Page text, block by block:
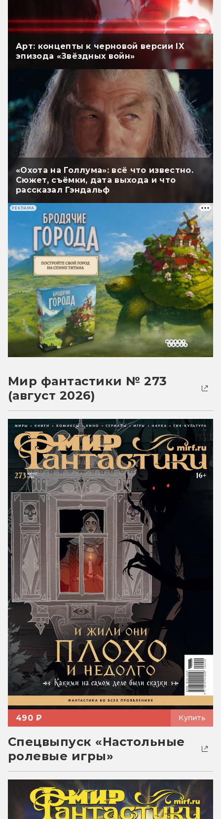
Арт: концепты к черновой версии IX
эпизода «Звёздных войн»
«Охота на Голлума»: всё что известно.
Сюжет, съёмки, дата выхода и что
рассказал Гэндальф
РЕКЛАМА
Мир фантастики № 273
(август 2026)
490 ₽ Купить
Спецвыпуск «Настольные
ролевые игры»